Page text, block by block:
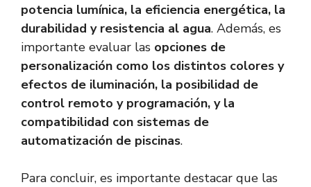
potencia lumínica, la eficiencia energética, la
durabilidad y resistencia al agua. Además, es
importante evaluar las opciones de
personalización como los distintos colores y
efectos de iluminación, la posibilidad de
control remoto y programación, y la
compatibilidad con sistemas de
automatización de piscinas.
Para concluir, es importante destacar que las